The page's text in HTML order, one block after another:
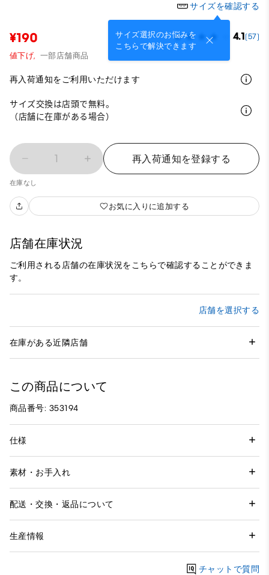
サイズを確認する
サイズ選択のお悩みを
こちらで解決できます
¥190 4.1(57)
値下げ, 一部店舗商品
再入荷通知をご利用いただけます
サイズ交換は店頭で無料。
（店舗に在庫がある場合）
1 再入荷通知を登録する
在庫なし
お気に入りに追加する
店舗在庫状況
ご利用される店舗の在庫状況をこちらで確認することができま
す。
店舗を選択する
在庫がある近隣店舗
この商品について
商品番号: 353194
仕様
素材・お手入れ
配送・交換・返品について
生産情報
チャットで質問